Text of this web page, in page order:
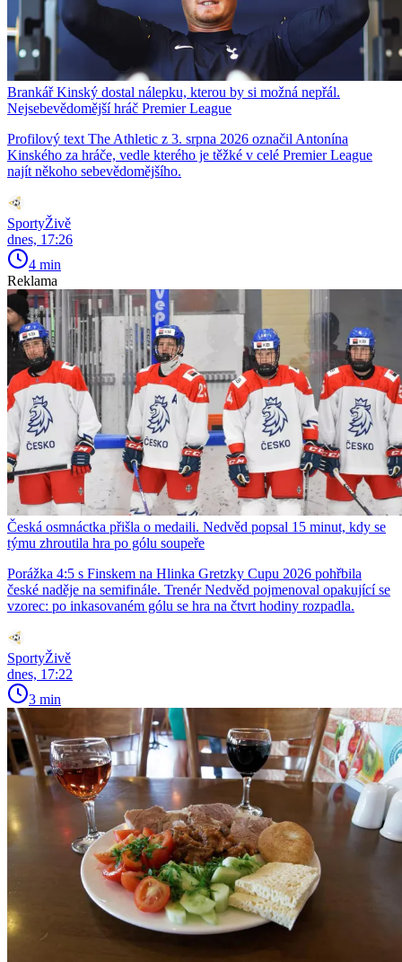
Brankář Kinský dostal nálepku, kterou by si možná nepřál.
Nejsebevědomější hráč Premier League
Profilový text The Athletic z 3. srpna 2026 označil Antonína
Kinského za hráče, vedle kterého je těžké v celé Premier League
najít někoho sebevědomějšího.
SportyŽivě
dnes, 17:26
4 min
Reklama
Česká osmnáctka přišla o medaili. Nedvěd popsal 15 minut, kdy se
týmu zhroutila hra po gólu soupeře
Porážka 4:5 s Finskem na Hlinka Gretzky Cupu 2026 pohřbila
české naděje na semifinále. Trenér Nedvěd pojmenoval opakující se
vzorec: po inkasovaném gólu se hra na čtvrt hodiny rozpadla.
SportyŽivě
dnes, 17:22
3 min